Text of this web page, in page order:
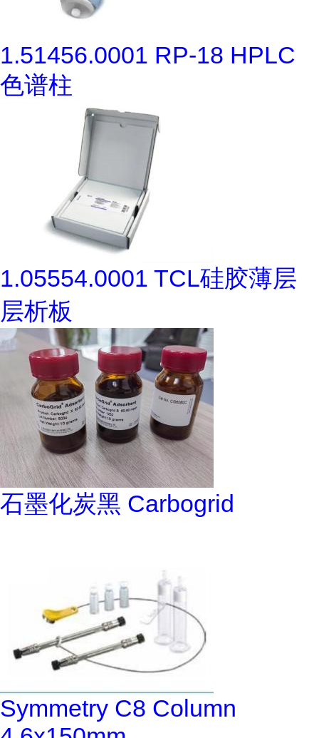
1.51456.0001 RP-18 HPLC
色谱柱
1.05554.0001 TCL硅胶薄层
层析板
石墨化炭黑 Carbogrid
Symmetry C8 Column